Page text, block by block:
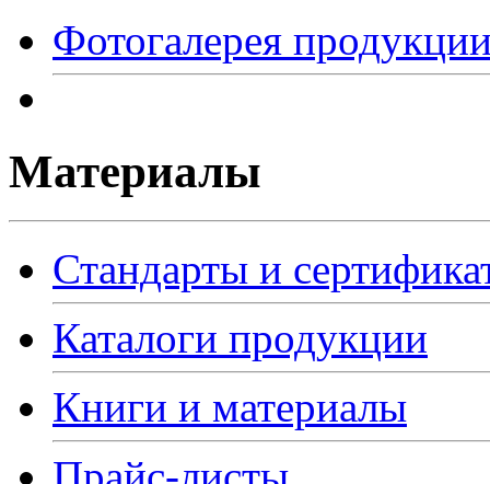
Фотогалерея
Материалы
Стандарты и
Каталоги продукции
Книги и материалы